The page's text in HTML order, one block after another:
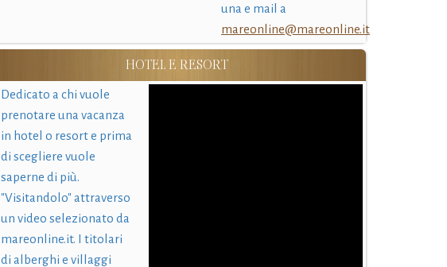
una e mail a
mareonline@mareonline.it
HOTEL E RESORT
Dedicato a chi vuole
prenotare una vacanza
in hotel o resort e prima
di scegliere vuole
saperne di più.
"Visitandolo" attraverso
un video selezionato da
mareonline.it. I titolari
di alberghi e villaggi